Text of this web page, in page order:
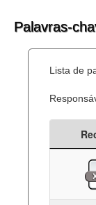
Palavras-
Lista de